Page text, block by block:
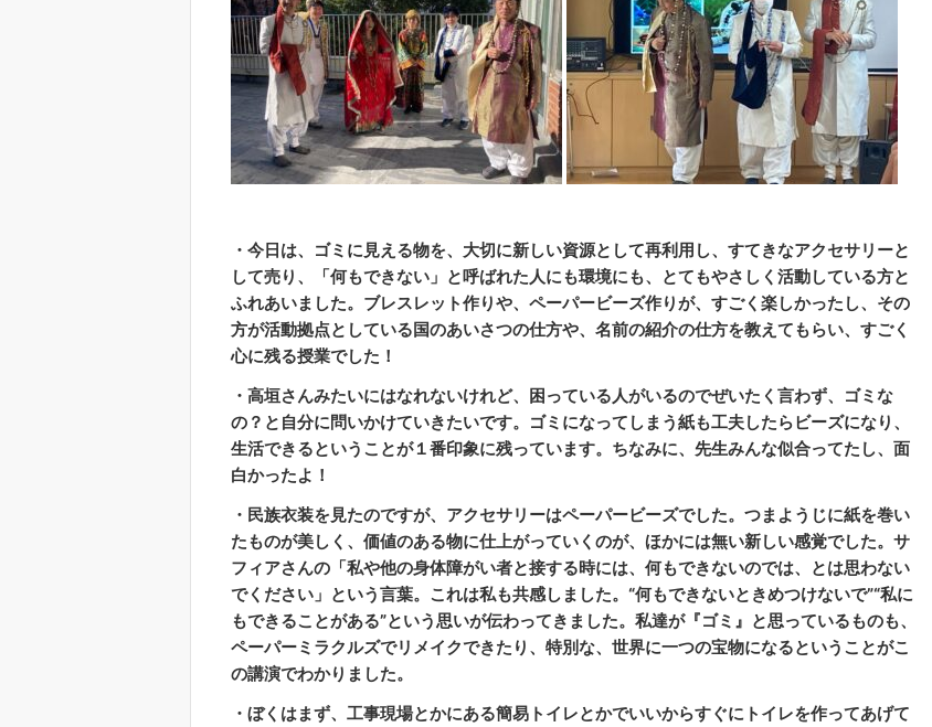
・今日は、ゴミに見える物を、大切に新しい資源として再利用し、すてきなアクセサリーと
して売り、「何もできない」と呼ばれた人にも環境にも、とてもやさしく活動している方と
ふれあいました。ブレスレット作りや、ペーパービーズ作りが、すごく楽しかったし、その
方が活動拠点としている国のあいさつの仕方や、名前の紹介の仕方を教えてもらい、すごく
心に残る授業でした！
・高垣さんみたいにはなれないけれど、困っている人がいるのでぜいたく言わず、ゴミな
の？と自分に問いかけていきたいです。ゴミになってしまう紙も工夫したらビーズになり、
生活できるということが１番印象に残っています。ちなみに、先生みんな似合ってたし、面
白かったよ！
・民族衣装を見たのですが、アクセサリーはペーパービーズでした。つまようじに紙を巻い
たものが美しく、価値のある物に仕上がっていくのが、ほかには無い新しい感覚でした。サ
フィアさんの「私や他の身体障がい者と接する時には、何もできないのでは、とは思わない
でください」という言葉。これは私も共感しました。“何もできないときめつけないで”“私に
もできることがある”という思いが伝わってきました。私達が『ゴミ』と思っているものも、
ペーパーミラクルズでリメイクできたり、特別な、世界に一つの宝物になるということがこ
の講演でわかりました。
・ぼくはまず、工事現場とかにある簡易トイレとかでいいからすぐにトイレを作ってあげて